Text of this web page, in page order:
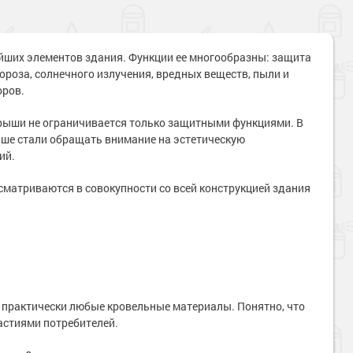
элементов здания. Функции ее многообразны: защита
солнечного излучения, вредных веществ, пыли и
не ограничивается только защитными функциями. В
стали обращать внимание на эстетическую
в совокупности со всей конструкцией здания
любые кровельные материалы. Понятно, что
потребителей.